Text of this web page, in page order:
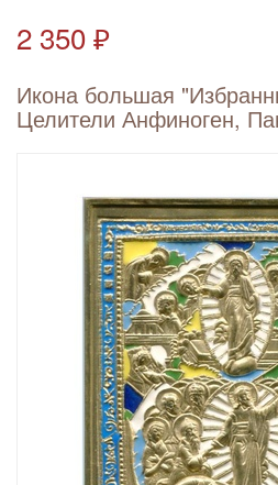
2 350 ₽
Икона большая
Целители Анфиноген,